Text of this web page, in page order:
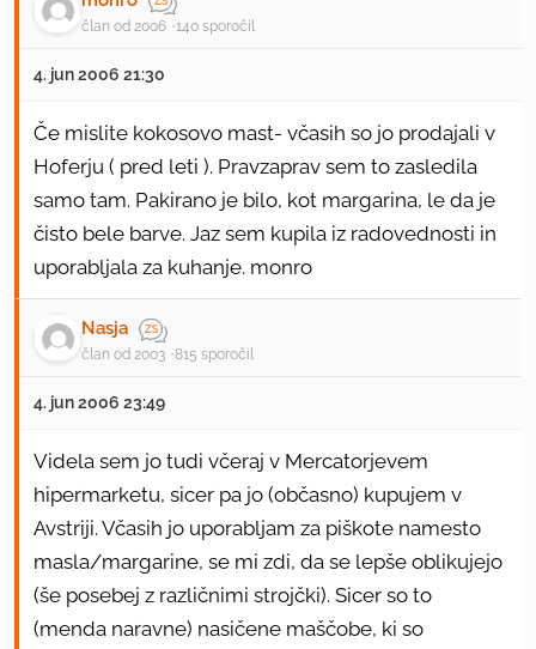
član od 2006 140 sporočil
4. jun 2006 21:30
Če mislite kokosovo mast- včasih so jo prodajali v
Hoferju ( pred leti ). Pravzaprav sem to zasledila
samo tam. Pakirano je bilo, kot margarina, le da je
čisto bele barve. Jaz sem kupila iz radovednosti in
uporabljala za kuhanje. monro
Nasja
član od 2003 815 sporočil
4. jun 2006 23:49
Videla sem jo tudi včeraj v Mercatorjevem
hipermarketu, sicer pa jo (občasno) kupujem v
Avstriji. Včasih jo uporabljam za piškote namesto
masla/margarine, se mi zdi, da se lepše oblikujejo
(še posebej z različnimi strojčki). Sicer so to
(menda naravne) nasičene maščobe, ki so